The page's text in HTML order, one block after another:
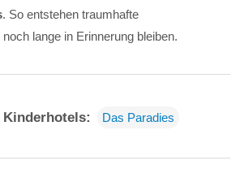
. So entstehen traumhafte
lange in Erinnerung bleiben.
Kinderhotels: Das Paradies